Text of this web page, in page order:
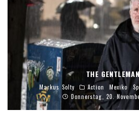
THE GENTLEMAN
Markus Solty Action Mexiko
Donnerstag, 20.